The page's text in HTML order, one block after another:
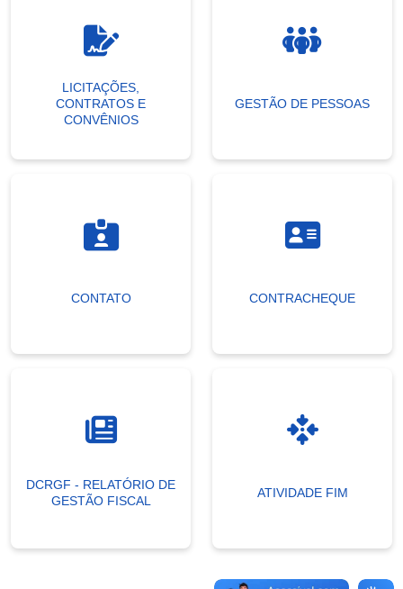
LICITAÇÕES,
CONTRATOS E
CONVÊNIOS
GESTÃO DE PESSOAS
CONTATO CONTRACHEQUE
DCRGF - RELATÓRIO DE
GESTÃO FISCAL
ATIVIDADE FIM